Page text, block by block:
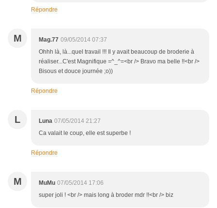
Répondre
M Mag.77 09/05/2014 07:37
Ohhh là, là...quel travail !!! Il y avait beaucoup de broderie à
réaliser...C'est Magnifique =^_^=<br /> Bravo ma belle !!<br />
Bisous et douce journée ;o))
Répondre
L Luna 07/05/2014 21:27
Ca valait le coup, elle est superbe !
Répondre
M MuMu 07/05/2014 17:06
super joli ! <br /> mais long à broder mdr !!<br /> biz